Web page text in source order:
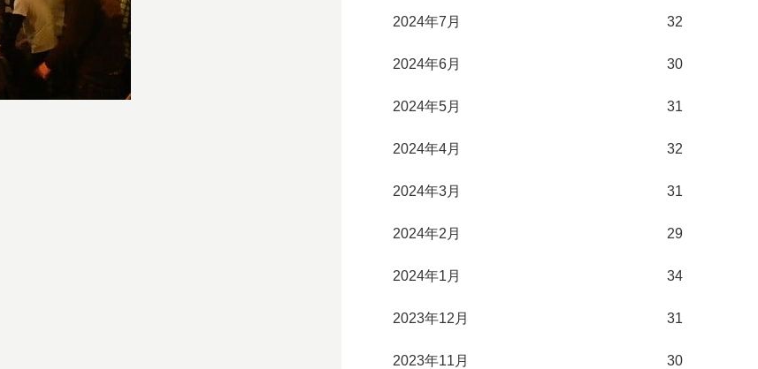
2024年7月 32
2024年6月 30
2024年5月 31
2024年4月 32
2024年3月 31
2024年2月 29
2024年1月 34
2023年12月 31
2023年11月 30